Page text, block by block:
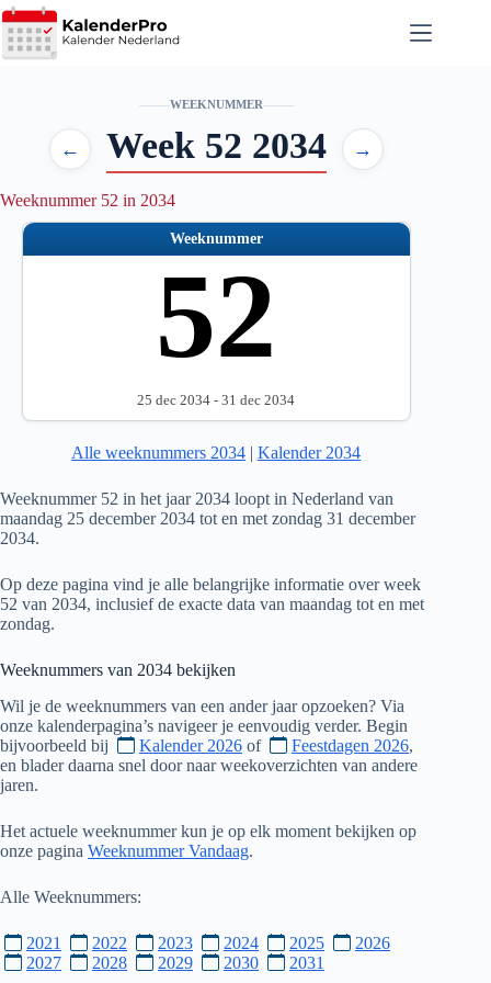
Ga
naar
de
WEEKNUMMER
← Week 52 2034 →
Weeknummer 52 in 2034
Weeknummer
52
25 dec 2034 - 31 dec 2034
Alle weeknummers 2034 |Kalender 2034
Weeknummer 52 in het jaar 2034 loopt in Nederland van
maandag 25 december 2034 tot en met zondag 31 december
2034.
Op deze pagina vind je alle belangrijke informatie over week
52 van 2034, inclusief de exacte data van maandag tot en met
zondag.
Weeknummers van 2034 bekijken
Wil je de weeknummers van een ander jaar opzoeken? Via
onze kalenderpagina’s navigeer je eenvoudig verder. Begin
bijvoorbeeld bij
Kalender 2026 of Feestdagen 2026,
en blader daarna snel door naar weekoverzichten van andere
jaren.
Het actuele weeknummer kun je op elk moment bekijken op
onze pagina Weeknummer Vandaag.
Alle Weeknummers:
2021 2022 2023 2024 2025
2026
2027
2028 2029 2030 2031